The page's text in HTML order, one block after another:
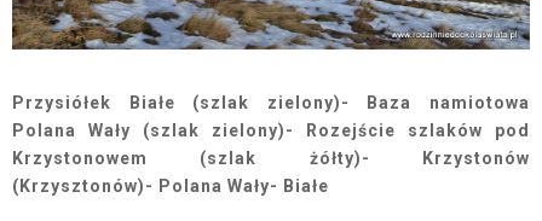
Przysiółek Białe (szlak zielony)- Baza namiotowa
Polana Wały (szlak zielony)- Rozejście szlaków pod
Krzystonowem (szlak żółty)- Krzystonów
(Krzysztonów)- Polana Wały- Białe